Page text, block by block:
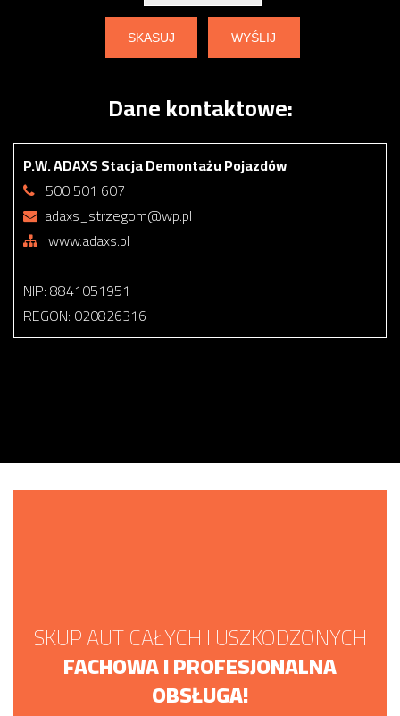
Dane kontaktowe:
P.W. ADAXS Stacja Demontażu Pojazdów
500 501 607
adaxs_strzegom@wp.pl
www.adaxs.pl
NIP: 8841051951
REGON: 020826316
SKUP AUT CAŁYCH I USZKODZONYCH
FACHOWA I PROFESJONALNA
OBSŁUGA!